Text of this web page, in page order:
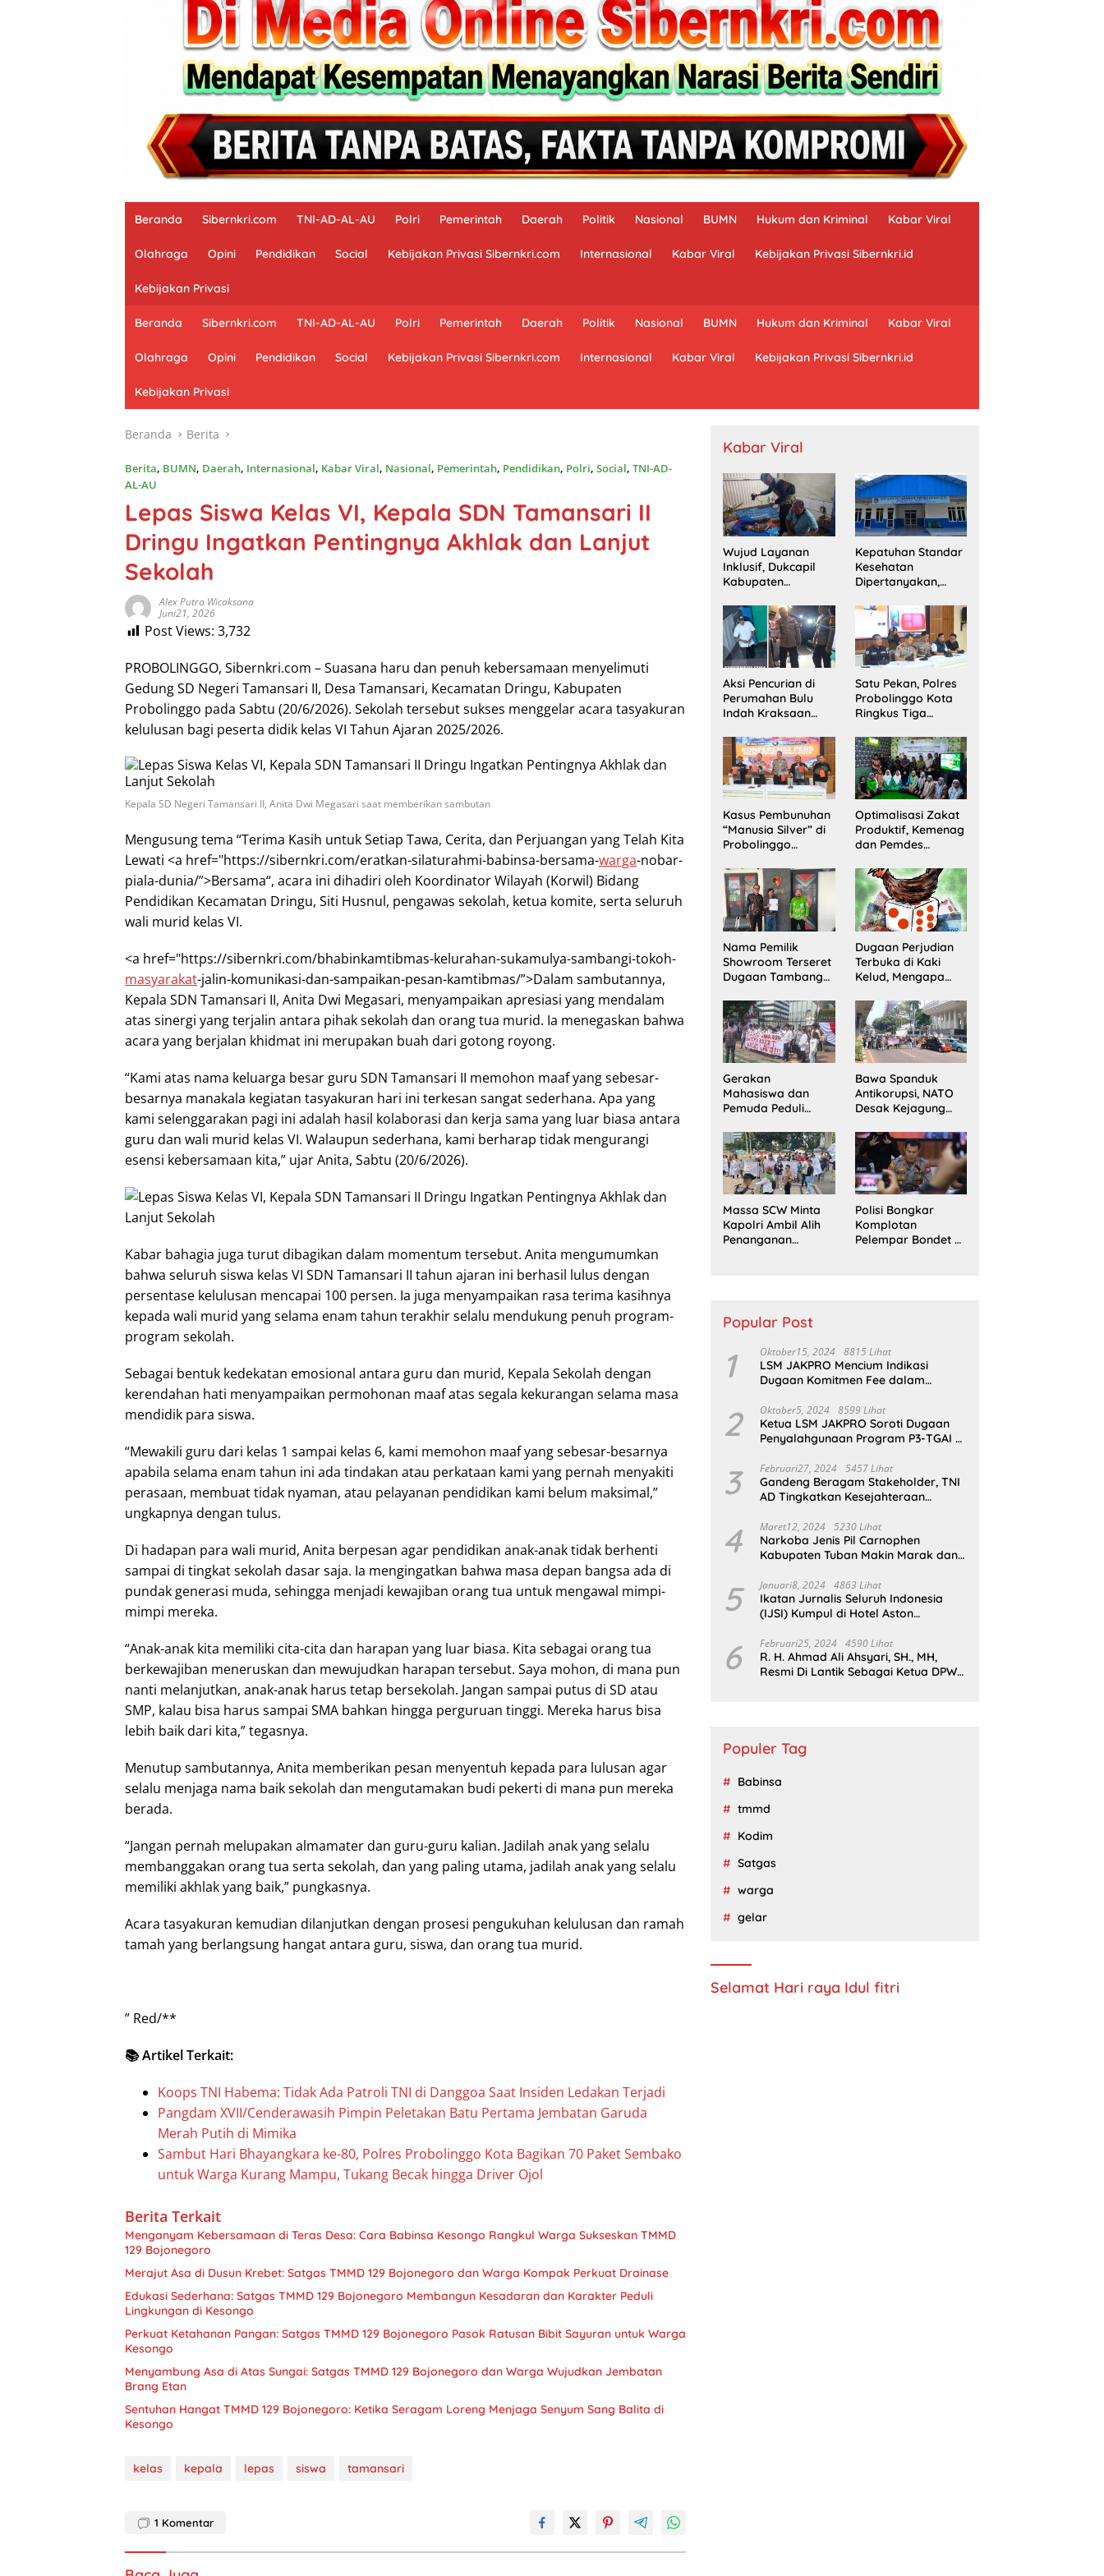
Beranda Sibernkri.com TNI-AD-AL-AU Polri Pemerintah Daerah Politik Nasional BUMN Hukum dan Kriminal Kabar Viral
Olahraga Opini Pendidikan Social Kebijakan Privasi Sibernkri.com Internasional Kabar Viral Kebijakan Privasi Sibernkri.id
Kebijakan Privasi
Beranda Sibernkri.com TNI-AD-AL-AU Polri Pemerintah Daerah Politik Nasional BUMN Hukum dan Kriminal Kabar Viral
Olahraga Opini Pendidikan Social Kebijakan Privasi Sibernkri.com Internasional Kabar Viral Kebijakan Privasi Sibernkri.id
Kebijakan Privasi
Beranda Berita
Berita, BUMN, Daerah, Internasional, Kabar Viral, Nasional, Pemerintah, Pendidikan, Polri, Social, TNI-AD-
AL-AU
Lepas Siswa Kelas VI, Kepala SDN Tamansari II
Dringu Ingatkan Pentingnya Akhlak dan Lanjut
Sekolah
Alex Putra Wicaksana
Juni21, 2026
Post Views: 3,732
PROBOLINGGO, Sibernkri.com – Suasana haru dan penuh kebersamaan menyelimuti
Gedung SD Negeri Tamansari II, Desa Tamansari, Kecamatan Dringu, Kabupaten
Probolinggo pada Sabtu (20/6/2026). Sekolah tersebut sukses menggelar acara tasyakuran
kelulusan bagi peserta didik kelas VI Tahun Ajaran 2025/2026.
Kepala SD Negeri Tamansari II, Anita Dwi Megasari saat memberikan sambutan
Mengusung tema “Terima Kasih untuk Setiap Tawa, Cerita, dan Perjuangan yang Telah Kita
Lewati <a href="https://sibernkri.com/eratkan-silaturahmi-babinsa-bersama-warga-nobar-
piala-dunia/”>Bersama“, acara ini dihadiri oleh Koordinator Wilayah (Korwil) Bidang
Pendidikan Kecamatan Dringu, Siti Husnul, pengawas sekolah, ketua komite, serta seluruh
wali murid kelas VI.
<a href="https://sibernkri.com/bhabinkamtibmas-kelurahan-sukamulya-sambangi-tokoh-
masyarakat-jalin-komunikasi-dan-sampaikan-pesan-kamtibmas/”>Dalam sambutannya,
Kepala SDN Tamansari II, Anita Dwi Megasari, menyampaikan apresiasi yang mendalam
atas sinergi yang terjalin antara pihak sekolah dan orang tua murid. Ia menegaskan bahwa
acara yang berjalan khidmat ini merupakan buah dari gotong royong.
“Kami atas nama keluarga besar guru SDN Tamansari II memohon maaf yang sebesar-
besarnya manakala kegiatan tasyakuran hari ini terkesan sangat sederhana. Apa yang
kami selenggarakan pagi ini adalah hasil kolaborasi dan kerja sama yang luar biasa antara
guru dan wali murid kelas VI. Walaupun sederhana, kami berharap tidak mengurangi
esensi kebersamaan kita,” ujar Anita, Sabtu (20/6/2026).
Kabar bahagia juga turut dibagikan dalam momentum tersebut. Anita mengumumkan
bahwa seluruh siswa kelas VI SDN Tamansari II tahun ajaran ini berhasil lulus dengan
persentase kelulusan mencapai 100 persen. Ia juga menyampaikan rasa terima kasihnya
kepada wali murid yang selama enam tahun terakhir selalu mendukung penuh program-
program sekolah.
Sebagai bentuk kedekatan emosional antara guru dan murid, Kepala Sekolah dengan
kerendahan hati menyampaikan permohonan maaf atas segala kekurangan selama masa
mendidik para siswa.
“Mewakili guru dari kelas 1 sampai kelas 6, kami memohon maaf yang sebesar-besarnya
apabila selama enam tahun ini ada tindakan atau perkataan kami yang pernah menyakiti
perasaan, membuat tidak nyaman, atau pelayanan pendidikan kami belum maksimal,”
ungkapnya dengan tulus.
Di hadapan para wali murid, Anita berpesan agar pendidikan anak-anak tidak berhenti
sampai di tingkat sekolah dasar saja. Ia mengingatkan bahwa masa depan bangsa ada di
pundak generasi muda, sehingga menjadi kewajiban orang tua untuk mengawal mimpi-
mimpi mereka.
“Anak-anak kita memiliki cita-cita dan harapan yang luar biasa. Kita sebagai orang tua
berkewajiban meneruskan dan mewujudkan harapan tersebut. Saya mohon, di mana pun
nanti melanjutkan, anak-anak harus tetap bersekolah. Jangan sampai putus di SD atau
SMP, kalau bisa harus sampai SMA bahkan hingga perguruan tinggi. Mereka harus bisa
lebih baik dari kita,” tegasnya.
Menutup sambutannya, Anita memberikan pesan menyentuh kepada para lulusan agar
selalu menjaga nama baik sekolah dan mengutamakan budi pekerti di mana pun mereka
berada.
“Jangan pernah melupakan almamater dan guru-guru kalian. Jadilah anak yang selalu
membanggakan orang tua serta sekolah, dan yang paling utama, jadilah anak yang selalu
memiliki akhlak yang baik,” pungkasnya.
Acara tasyakuran kemudian dilanjutkan dengan prosesi pengukuhan kelulusan dan ramah
tamah yang berlangsung hangat antara guru, siswa, dan orang tua murid.
” Red/**
📚 Artikel Terkait:
Koops TNI Habema: Tidak Ada Patroli TNI di Danggoa Saat Insiden Ledakan Terjadi
Pangdam XVII/Cenderawasih Pimpin Peletakan Batu Pertama Jembatan Garuda
Merah Putih di Mimika
Sambut Hari Bhayangkara ke-80, Polres Probolinggo Kota Bagikan 70 Paket Sembako
untuk Warga Kurang Mampu, Tukang Becak hingga Driver Ojol
Berita Terkait
Menganyam Kebersamaan di Teras Desa: Cara Babinsa Kesongo Rangkul Warga Sukseskan TMMD
129 Bojonegoro
Merajut Asa di Dusun Krebet: Satgas TMMD 129 Bojonegoro dan Warga Kompak Perkuat Drainase
Edukasi Sederhana: Satgas TMMD 129 Bojonegoro Membangun Kesadaran dan Karakter Peduli
Lingkungan di Kesongo
Perkuat Ketahanan Pangan: Satgas TMMD 129 Bojonegoro Pasok Ratusan Bibit Sayuran untuk Warga
Kesongo
Menyambung Asa di Atas Sungai: Satgas TMMD 129 Bojonegoro dan Warga Wujudkan Jembatan
Brang Etan
Sentuhan Hangat TMMD 129 Bojonegoro: Ketika Seragam Loreng Menjaga Senyum Sang Balita di
Kesongo
kelas kepala lepas siswa tamansari
1 Komentar
Kabar Viral
Wujud Layanan
Inklusif, Dukcapil
Kabupaten
Jemput Bola
Perekaman e-KTP
Warga Disabilitas di
Dringu
Kepatuhan Standar
Kesehatan
Dipertanyakan,
Diduga Belum
Punya SLHS
Aksi Pencurian di
Perumahan Bulu
Indah Kraksaan
Satu Pekan, Polres
Probolinggo Kota
Ringkus Tiga
Sita 20 Gram
Barang Bukti
Kasus Pembunuhan
“Manusia Silver” di
Probolinggo
Pelaku Ditangkap
dan Satu Buron
Optimalisasi Zakat
Produktif, Kemenag
dan Pemdes
Bentuk Tim
Pelaksana
Kampung Zakat
Nama Pemilik
Showroom Terseret
Dugaan Tambang
Kini Jadi Sorotan
Dugaan Perjudian
Terbuka di Kaki
Kelud, Mengapa
Terlihat?
Gerakan
Mahasiswa dan
Pemuda Peduli
Sampaikan
Tuntutan di Jakarta
Pusat
Bawa Spanduk
Antikorupsi, NATO
Desak Kejagung
Eks Jampidsus
Massa SCW Minta
Kapolri Ambil Alih
Penanganan
Polisi Bongkar
Komplotan
Pelempar Bondet di
Popular Post
1 Oktober15, 2024 8815 Lihat
LSM JAKPRO Mencium Indikasi
Dugaan Komitmen Fee dalam
Sukapura
2 Oktober5, 2024 8599 Lihat
Ketua LSM JAKPRO Soroti Dugaan
Penyalahgunaan Program P3-TGAI di
3 Februari27, 2024 5457 Lihat
Gandeng Beragam Stakeholder, TNI
AD Tingkatkan Kesejahteraan
4 Maret12, 2024 5230 Lihat
Narkoba Jenis Pil Carnophen
Kabupaten Tuban Makin Marak dan
Wajib Tau
5 Januari8, 2024 4863 Lihat
Ikatan Jurnalis Seluruh Indonesia
(IJSI) Kumpul di Hotel Aston
6 Februari25, 2024 4590 Lihat
R. H. Ahmad Ali Ahsyari, SH., MH,
Resmi Di Lantik Sebagai Ketua DPW
Populer Tag
Babinsa
tmmd
Kodim
Satgas
warga
gelar
Selamat Hari raya Idul fitri